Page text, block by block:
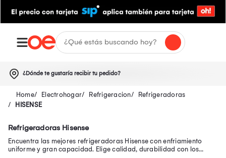
¿Dónde te gustaría recibir tu pedido?
Electrohogar Refrigeracion
Refrigeradoras
HISENSE
Refrigeradoras Hisense
Encuentra las mejores refrigeradoras Hisense con enfriamiento
uniforme y gran capacidad. Elige calidad, durabilidad con los